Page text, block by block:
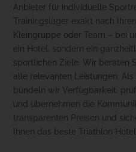
Anbieter für individuelle
Trainingslager exakt nach
Kleingruppe oder Team – bei
ein Hotel, sondern ein
sportlichen Ziele. Wir beraten
alle relevanten Leistungen.
bündeln wir Verfügbarkeit,
und übernehmen die
transparenten Preisen und
Ihnen das beste Triathlon